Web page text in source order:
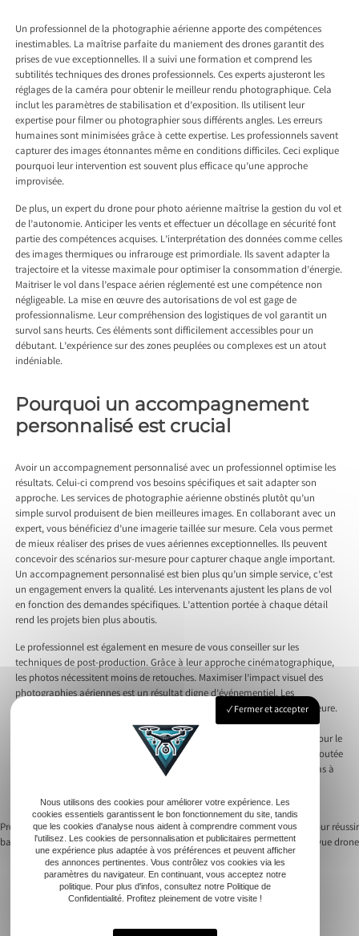
Un professionnel de la photographie aérienne apporte des compétences
inestimables. La maîtrise parfaite du maniement des drones garantit des
prises de vue exceptionnelles. Il a suivi une formation et comprend les
subtilités techniques des drones professionnels. Ces experts ajusteront les
réglages de la caméra pour obtenir le meilleur rendu photographique. Cela
inclut les paramètres de stabilisation et d’exposition. Ils utilisent leur
expertise pour filmer ou photographier sous différents angles. Les erreurs
humaines sont minimisées grâce à cette expertise. Les professionnels savent
capturer des images étonnantes même en conditions difficiles. Ceci explique
pourquoi leur intervention est souvent plus efficace qu’une approche
improvisée.
De plus, un expert du drone pour photo aérienne maîtrise la gestion du vol et
de l’autonomie. Anticiper les vents et effectuer un décollage en sécurité font
partie des compétences acquises. L’interprétation des données comme celles
des images thermiques ou infrarouge est primordiale. Ils savent adapter la
trajectoire et la vitesse maximale pour optimiser la consommation d’énergie.
Maitriser le vol dans l’espace aérien réglementé est une compétence non
négligeable. La mise en œuvre des autorisations de vol est gage de
professionnalisme. Leur compréhension des logistiques de vol garantit un
survol sans heurts. Ces éléments sont difficilement accessibles pour un
débutant. L’expérience sur des zones peuplées ou complexes est un atout
indéniable.
Pourquoi un accompagnement
personnalisé est crucial
Avoir un accompagnement personnalisé avec un professionnel optimise les
résultats. Celui-ci comprend vos besoins spécifiques et sait adapter son
approche. Les services de photographie aérienne obstinés plutôt qu’un
simple survol produisent de bien meilleures images. En collaborant avec un
expert, vous bénéficiez d’une imagerie taillée sur mesure. Cela vous permet
de mieux réaliser des prises de vues aériennes exceptionnelles. Ils peuvent
concevoir des scénarios sur-mesure pour capturer chaque angle important.
Un accompagnement personnalisé est bien plus qu’un simple service, c’est
un engagement envers la qualité. Les intervenants ajustent les plans de vol
en fonction des demandes spécifiques. L’attention portée à chaque détail
rend les projets bien plus aboutis.
Le professionnel est également en mesure de vous conseiller sur les
techniques de post-production. Grâce à leur approche cinématographique,
les photos nécessitent moins de retouches. Maximiser l’impact visuel des
photographies aériennes est un résultat digne d’événementiel. Les
photographies institutionnelles exigent précision et qualité vidéo supérieure.
Par ailleurs, un expert sera mieux placé pour faire des suggestions
pertinentes. Cela inclut des recommandations sur les périodes idéales pour le
survol. Offrir une expérience complète et personnalisée est une valeur ajoutée
précieuse. Ainsi, l’accompagnement par un professionnel ne se limite pas à
aérienne pour vous offrir le meilleur résultat possible.
Navigation
Previous:Pilotage de drone : découvrez les
bases essentielles
Next:Techniques innovantes pour réussir
une prise de vue drone
Fermer et accepter
Nous utilisons des cookies pour améliorer votre expérience. Les
cookies essentiels garantissent le bon fonctionnement du site, tandis
que les cookies d'analyse nous aident à comprendre comment vous
l'utilisez. Les cookies de personnalisation et publicitaires permettent
une expérience plus adaptée à vos préférences et peuvent afficher
des annonces pertinentes. Vous contrôlez vos cookies via les
paramètres du navigateur. En continuant, vous acceptez notre
politique. Pour plus d'infos, consultez notre Politique de
Confidentialité. Profitez pleinement de votre visite !